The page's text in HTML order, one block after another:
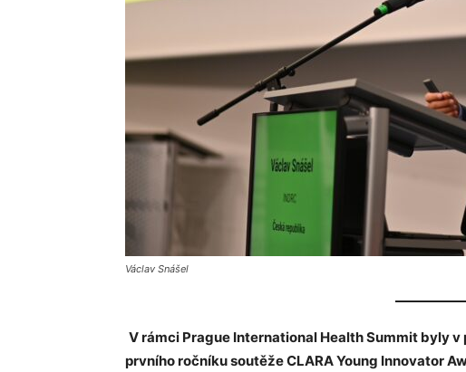
Václav Snášel
V rámci Prague International Health Summit byly
prvního ročníku soutěže CLARA Young Innovator